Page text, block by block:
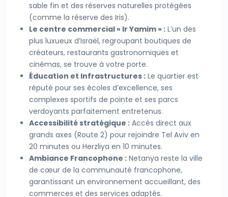
sable fin et des réserves naturelles protégées
(comme la réserve des Iris).
Le centre commercial « Ir Yamim » : L’un des
plus luxueux d’Israël, regroupant boutiques de
créateurs, restaurants gastronomiques et
cinémas, se trouve à votre porte.
Éducation et Infrastructures : Le quartier est
réputé pour ses écoles d’excellence, ses
complexes sportifs de pointe et ses parcs
verdoyants parfaitement entretenus.
Accessibilité stratégique : Accès direct aux
grands axes (Route 2) pour rejoindre Tel Aviv en
20 minutes ou Herzliya en 10 minutes.
Ambiance Francophone : Netanya reste la ville
de cœur de la communauté francophone,
garantissant un environnement accueillant, des
commerces et des services adaptés.